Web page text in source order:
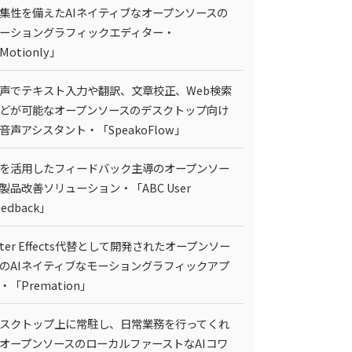
性を備えたAIネイティブなオープンソースの
ショングラフィックエディター・
Motionly」
でテキスト入力や翻訳、文章校正、Web検索
が可能なオープンソースのデスクトップ向け
声アシスタント・「SpeakoFlow」
活用したフィードバック主導のオープンソー
品改善ソリューション・「ABC User
」
Effects代替として開発されたオープンソー
AIネイティブなモーショングラフィックアプ
「Premation」
クトップ上に常駐し、日常業務を行ってくれ
ープンソースのローカルファーストなAIコワ